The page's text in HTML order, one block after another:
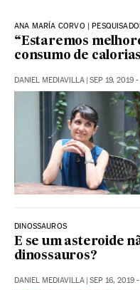
ANA MARÍA CORVO |
“Estaremos
consumo de
DANIEL MEDIAVILLA | SEP 19, 2019
DINOSSAUROS
E se um asteroide
dinossauros?
DANIEL MEDIAVILLA | SEP 16, 2019